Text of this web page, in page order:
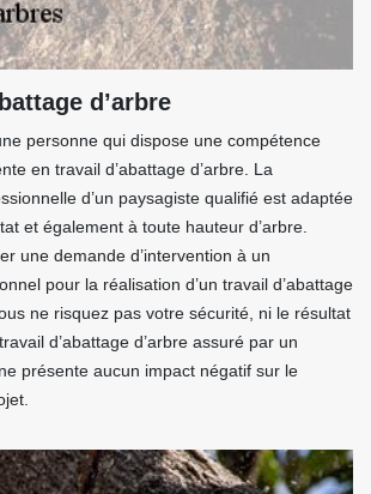
d’arbre
personne qui dispose une compétence
en travail d’abattage d’arbre. La
d’un paysagiste qualifié est adaptée
et également à toute hauteur d’arbre.
une demande d’intervention à un
pour la réalisation d’un travail d’abattage
ne risquez pas votre sécurité, ni le résultat
d’abattage d’arbre assuré par un
présente aucun impact négatif sur le